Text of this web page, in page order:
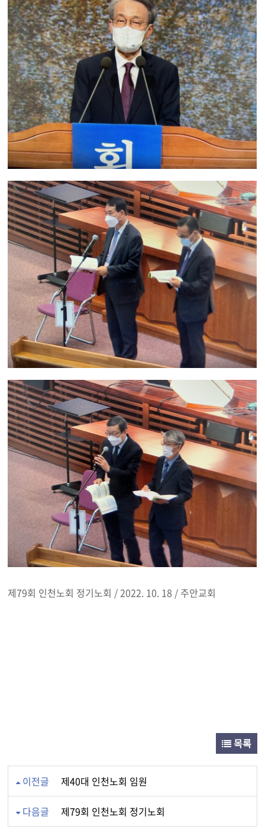
제79회 인천노회 정기노회 / 2022. 10. 18 / 주안교회
목록
이전글 제40대 인천노회 임원
다음글 제79회 인천노회 정기노회